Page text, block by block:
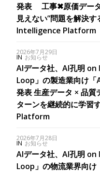
発表 工事✖︎原価データ
見えない”問題を解決
Intelligence Platform
2026年7月29日
IN お知らせ
AIデータ社、AI孔明 on
Loop」の製造業向け
発表 生産データ × 品質
ターンを継続的に学習
Platform
2026年7月28日
IN お知らせ
AIデータ社、AI孔明 on
Loop」の物流業界向